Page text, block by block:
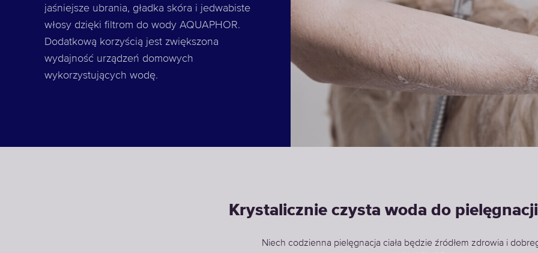
jaśniejsze ubrania, gładka skóra i jedwabiste
włosy dzięki filtrom do wody AQUAPHOR.
Dodatkową korzyścią jest zwiększona
wydajność urządzeń domowych
wykorzystujących wodę.
Krystalicznie czysta woda do pielęgnacji
Niech codzienna pielęgnacja ciała będzie źródłem zdrowia i